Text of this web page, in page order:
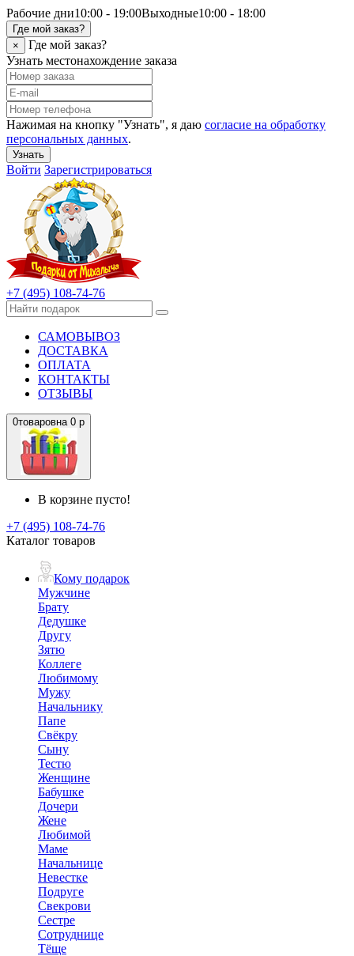
Рабочие дни10:00 - 19:00Выходные10:00 - 18:00
Где мой заказ?
×
Где мой заказ?
Узнать местонахождение заказа
Нажимая на кнопку "Узнать", я даю согласие на обработку
персональных данных.
Узнать
Войти Зарегистрироваться
+7 (495) 108-74-76
САМОВЫВОЗ
ДОСТАВКА
ОПЛАТА
КОНТАКТЫ
ОТЗЫВЫ
0товаровна 0 р
В корзине пусто!
+7 (495) 108-74-76
Каталог товаров
Кому подарок
Мужчине
Брату
Дедушке
Другу
Зятю
Коллеге
Любимому
Мужу
Начальнику
Папе
Свёкру
Сыну
Тестю
Женщине
Бабушке
Дочери
Жене
Любимой
Маме
Начальнице
Невестке
Подруге
Свекрови
Сестре
Сотруднице
Тёще